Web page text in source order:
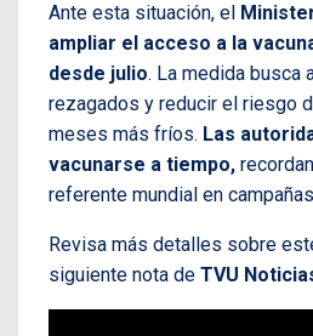
Ante esta situación, el
ampliar el acceso a la
desde julio. La medida busca
rezagados y reducir el riesgo
meses más fríos. Las
vacunarse a tiempo,
referente mundial en
Revisa más detalles sobre
siguiente nota de TVU